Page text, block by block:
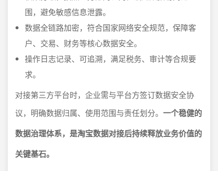
围，避免敏感信息泄露。
数据全链路加密，符合国家网络安全规范，保障客
户、交易、财务等核心数据安全。
操作日志记录、可追溯，满足税务、审计等合规要
求。
对接第三方平台时，企业需与平台方签订数据安全协
议，明确数据归属、使用范围与责任划分。 一个稳健的
数据治理体系，是淘宝数据对接后持续释放业务价值的
关键基石。